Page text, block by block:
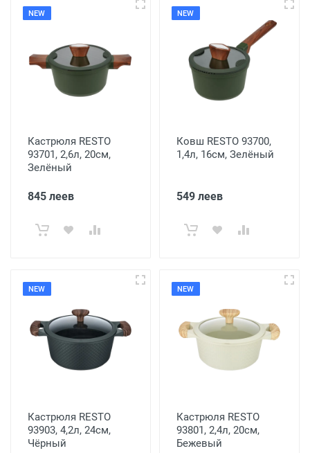
NEW
Кастрюля RESTO
93701, 2,6л, 20см,
Зелёный
845 леев
NEW
Ковш RESTO 93700,
1,4л, 16см, Зелёный
549 леев
NEW
Кастрюля RESTO
93903, 4,2л, 24см,
Чёрный
NEW
Кастрюля RESTO
93801, 2,4л, 20см,
Бежевый